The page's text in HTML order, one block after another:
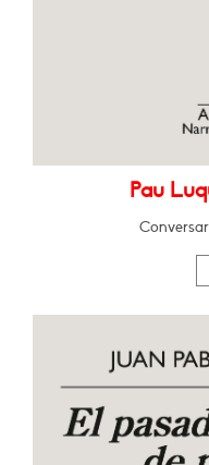
Pau